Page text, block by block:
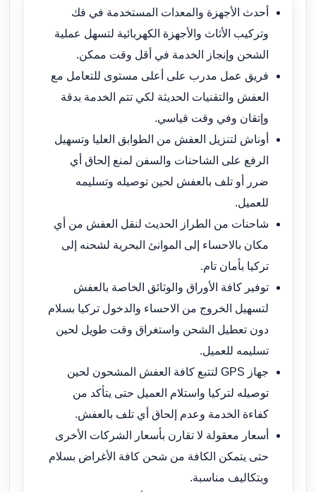
أحدث الأجهزة والمعدات المستخدمة في فك
وتركيب الأثاث والأجهزة الكهربائية لتسهل عملية
الشحن وإنجاز الخدمة في أقل وقت ممكن.
فريق عمل مدرب على أعلى مستوى للتعامل مع
العفش والتقنيات الحديثة لكي تتم الخدمة بدقة
وإتقان وفي وقت قياسي.
أوناش لتنزيل العفش من الطوابق العليا وتسهيل
الرفع على الشاحنات والسفن لمنع إلحاق أي
ضرر أو تلف بالعفش لحين توصيله وتسليمه
للعميل.
شاحنات من الطراز الحديث لنقل العفش من أي
مكان بالاحساء إلى الموانئ البحرية لشحنه إلى
تركيا بأمان تام.
توفير كافة الأوراق والوثائق الخاصة بالعفش
لتسهيل الخروج من الاحساء والدخول تركيا بسلام
دون تعطيل الشحن واستغراق وقت طويل لحين
تسليمه للعميل.
جهاز GPS لتتبع كافة العفش المشحون لحين
توصيله لتركيا واستلام العميل حتى يتأكد من
كفاءة الخدمة وعدم إلحاق أي تلف بالعفش.
أسعار معقولة لا تقارن بأسعار الشركات الأخرى
حتى يتمكن الكافة من شحن كافة الأغراض بسلام
وبتكاليف مناسبة.